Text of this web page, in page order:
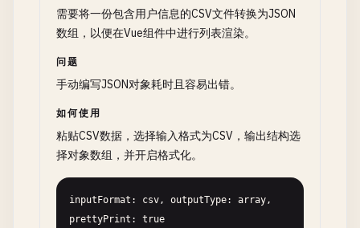
需要将一份包含用户信息的CSV文件转换为JSON
数组，以便在Vue组件中进行列表渲染。
问题
手动编写JSON对象耗时且容易出错。
如何使用
粘贴CSV数据，选择输入格式为CSV，输出结构选
择对象数组，并开启格式化。
inputFormat: csv, outputType: array,
prettyPrint: true